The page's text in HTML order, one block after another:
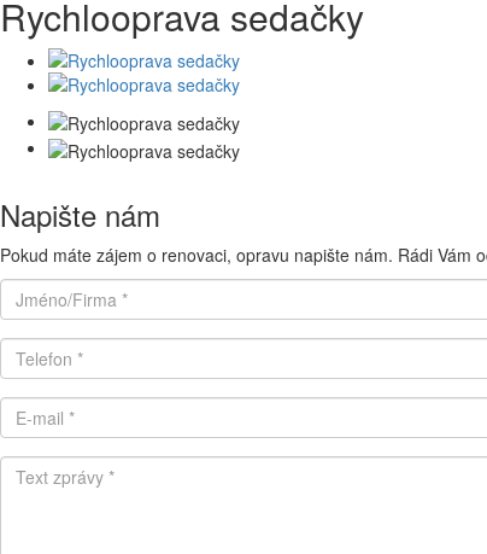
Rychlooprava sedačky
Napište nám
Pokud máte zájem o renovaci, opravu napište nám. Rádi Vám